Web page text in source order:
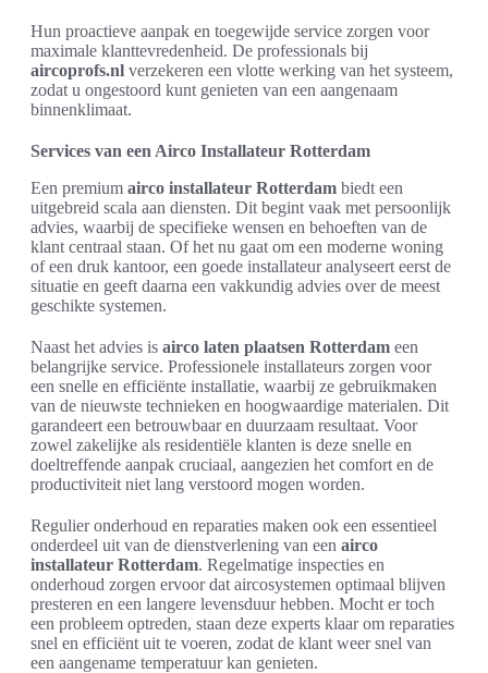
Hun proactieve aanpak en toegewijde service zorgen voor
maximale klanttevredenheid. De professionals bij
aircoprofs.nl verzekeren een vlotte werking van het systeem,
zodat u ongestoord kunt genieten van een aangenaam
binnenklimaat.
Services van een Airco Installateur Rotterdam
Een premium airco installateur Rotterdam biedt een
uitgebreid scala aan diensten. Dit begint vaak met persoonlijk
advies, waarbij de specifieke wensen en behoeften van de
klant centraal staan. Of het nu gaat om een moderne woning
of een druk kantoor, een goede installateur analyseert eerst de
situatie en geeft daarna een vakkundig advies over de meest
geschikte systemen.
Naast het advies is airco laten plaatsen Rotterdam een
belangrijke service. Professionele installateurs zorgen voor
een snelle en efficiënte installatie, waarbij ze gebruikmaken
van de nieuwste technieken en hoogwaardige materialen. Dit
garandeert een betrouwbaar en duurzaam resultaat. Voor
zowel zakelijke als residentiële klanten is deze snelle en
doeltreffende aanpak cruciaal, aangezien het comfort en de
productiviteit niet lang verstoord mogen worden.
Regulier onderhoud en reparaties maken ook een essentieel
onderdeel uit van de dienstverlening van een airco
installateur Rotterdam. Regelmatige inspecties en
onderhoud zorgen ervoor dat aircosystemen optimaal blijven
presteren en een langere levensduur hebben. Mocht er toch
een probleem optreden, staan deze experts klaar om reparaties
snel en efficiënt uit te voeren, zodat de klant weer snel van
een aangename temperatuur kan genieten.